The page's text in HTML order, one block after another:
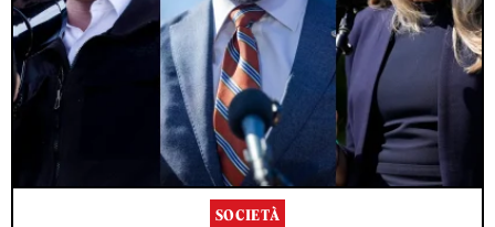
SOCIETÀ